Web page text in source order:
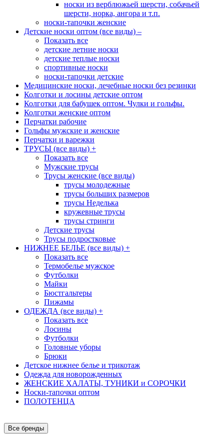
носки из верблюжьей шерсти, собачьей
шерсти, норка, ангора и т.п.
носки-тапочки женские
Детские носки оптом (все виды) –
Показать все
детские летние носки
детские теплые носки
спортивные носки
носки-тапочки детские
Медицинские носки, лечебные носки без резинки
Колготки и лосины детские оптом
Колготки для бабушек оптом. Чулки и гольфы.
Колготки женские оптом
Перчатки рабочие
Гольфы мужские и женские
Перчатки и варежки
ТРУСЫ (все виды) +
Показать все
Мужские трусы
Трусы женские (все виды)
трусы молодежные
трусы больших размеров
трусы Неделька
кружевные трусы
трусы стринги
Детские трусы
Трусы подростковые
НИЖНЕЕ БЕЛЬЕ (все виды) +
Показать все
Термобелье мужское
Футболки
Майки
Бюстгальтеры
Пижамы
ОДЕЖДА (все виды) +
Показать все
Лосины
Футболки
Головные уборы
Брюки
Детское нижнее белье и трикотаж
Одежда для новорожденных
ЖЕНСКИЕ ХАЛАТЫ, ТУНИКИ и СОРОЧКИ
Носки-тапочки оптом
ПОЛОТЕНЦА
Все бренды